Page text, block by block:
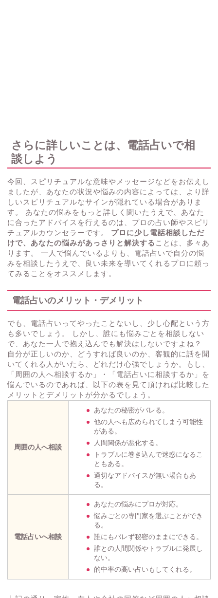
さらに詳しいことは、電話占いで相
談しよう
今回、スピリチュアルな意味やメッセージなどをお伝えし
ましたが、あなたの状況や悩みの内容によっては、より詳
しいスピリチュアルなサインが隠れている場合がありま
す。 あなたの悩みをもっと詳しく聞いたうえで、あなた
に合ったアドバイスを行えるのは、プロの占い師やスピリ
チュアルカウンセラーです。 プロに少し電話相談しただ
けで、あなたの悩みがあっさりと解決する ことは、多々あ
ります。 一人で悩んでいるよりも、電話占いで自分の悩
みを相談したうえで、良い未来を導いてくれるプロに頼っ
てみることをオススメします。
電話占いのメリット・デメリット
でも、電話占いってやったことないし、少し心配という方
も多いでしょう。 しかし、誰にも悩みごとを相談しない
で、あなた一人で抱え込んでも解決はしないですよね？
自分が正しいのか、どうすれば良いのか、客観的に話を聞
いてくれる人がいたら、どれだけ心強でしょうか。もし、
「周囲の人へ相談するか」・「電話占いに相談するか」を
悩んでいるのであれば、以下の表を見て頂ければ比較した
メリットとデメリットが分かるでしょう。
周囲の人へ相談
あなたの秘密がバレる。
他の人へも広められてしまう可能性
がある。
人間関係が悪化する。
トラブルに巻き込んで迷惑になるこ
ともある。
適切なアドバイスが無い場合もあ
る。
電話占いへ相談
あなたの悩みにプロが対応。
悩みごとの専門家を選ぶことができ
る。
誰にもバレず秘密のままにできる。
誰との人間関係やトラブルに発展し
ない。
的中率の高い占いもしてくれる。